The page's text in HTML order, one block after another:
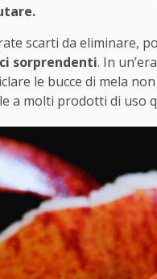
scarti da eliminare,
sorprendenti. In
le bucce di mela
a molti prodotti di uso